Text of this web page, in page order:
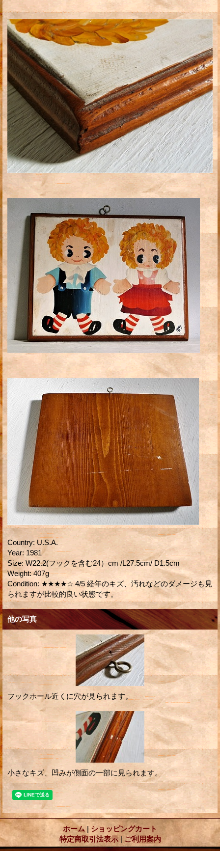
Country: U.S.A.
Year: 1981
Size: W22.2(フックを含む24）cm /L27.5cm/ D1.5cm
Weight: 407g
Condition: ★★★★☆ 4/5 経年のキズ、汚れなどのダメージも見
られますが比較的良い状態です。
他の写真
フックホール近くに穴が見られます。
小さなキズ、凹みが側面の一部に見られます。
ホーム | ショッピングカート
特定商取引法表示 | ご利用案内